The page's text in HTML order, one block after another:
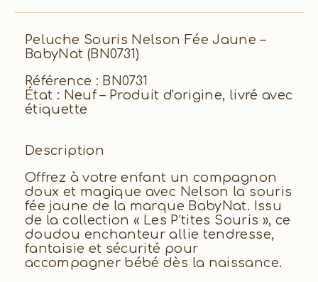
Peluche Souris Nelson Fée Jaune –
BabyNat (BN0731)
Référence : BN0731
État : Neuf – Produit d'origine, livré avec
étiquette
Description
Offrez à votre enfant un compagnon
doux et magique avec Nelson la souris
fée jaune de la marque BabyNat. Issu
de la collection « Les P’tites Souris », ce
doudou enchanteur allie tendresse,
fantaisie et sécurité pour
accompagner bébé dès la naissance.